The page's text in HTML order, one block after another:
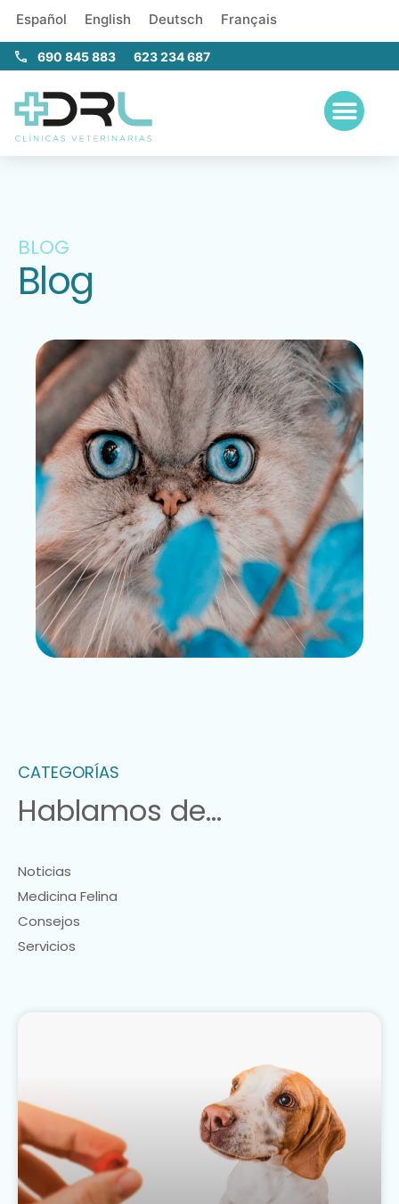
Español English Deutsch Français
690 845 883 623 234 687
BLOG
Blog
CATEGORÍAS
Hablamos de...
Noticias
Medicina Felina
Consejos
Servicios